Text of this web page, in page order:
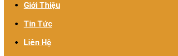
Giới Thiệu
Tin Tức
Liên Hệ